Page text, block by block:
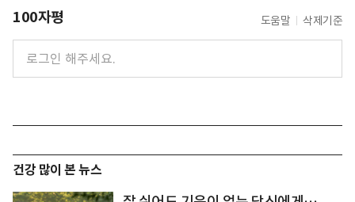
100자평 도움말 삭제기준
건강 많이 본 뉴스